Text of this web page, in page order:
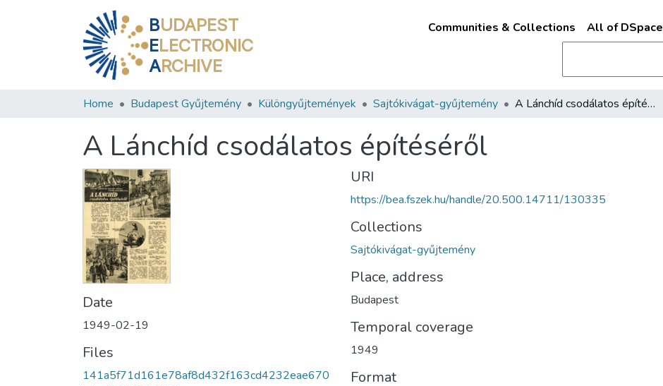
BUDAPEST
ELECTRONIC
ARCHIVE
Communities & Collections All of DSpace
Home Budapest Gyűjtemény Különgyűjtemények Sajtókivágat-gyűjtemény A Lánchíd csodálatos építéséről
A Lánchíd csodálatos építéséről
Date
1949-02-19
Files
141a5f71d161e78af8d432f163cd4232eae670
URI
https://bea.fszek.hu/handle/20.500.14711/130335
Collections
Sajtókivágat-gyűjtemény
Place, address
Budapest
Temporal coverage
1949
Format